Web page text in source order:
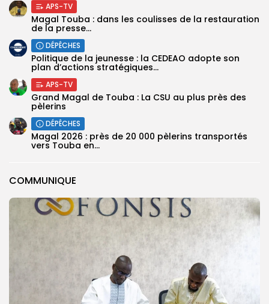
COMMUNIQUE
APS-TV
Magal Touba : dans les coulisses de la restauration
de la presse...
DÉPÊCHES
Politique de la jeunesse : la CEDEAO adopte son
plan d’actions stratégiques...
APS-TV
Grand Magal de Touba : La CSU au plus près des
pèlerins
DÉPÊCHES
Magal 2026 : près de 20 000 pèlerins transportés
vers Touba en...